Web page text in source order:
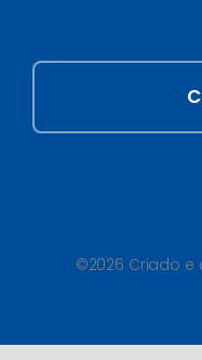
©2026 Criado e